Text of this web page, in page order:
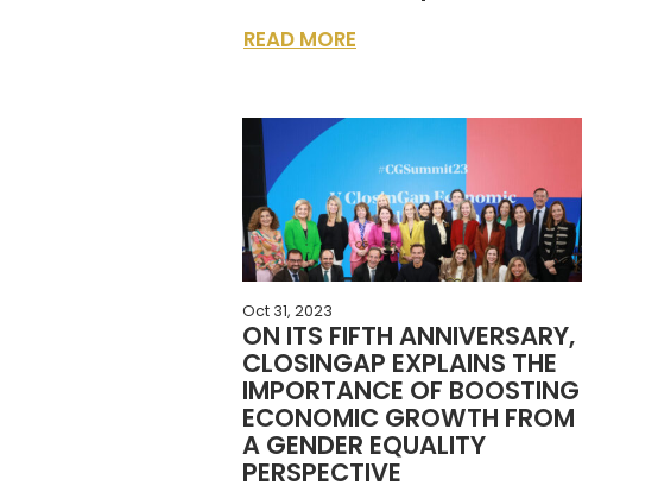
READ MORE
Oct 31, 2023
ON ITS FIFTH ANNIVERSARY,
CLOSINGAP EXPLAINS THE
IMPORTANCE OF BOOSTING
ECONOMIC GROWTH FROM
A GENDER EQUALITY
PERSPECTIVE